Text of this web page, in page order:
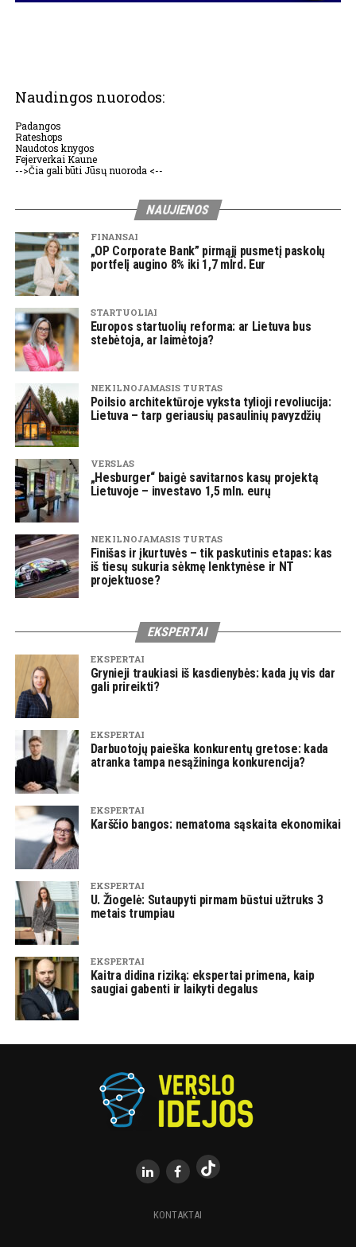
Naudingos nuorodos:
Padangos
Rateshops
Naudotos knygos
Fejerverkai Kaune
-->Čia gali būti Jūsų nuoroda <--
NAUJIENOS
FINANSAI
„OP Corporate Bank” pirmąjį pusmetį paskolų
portfelį augino 8% iki 1,7 mlrd. Eur
STARTUOLIAI
Europos startuolių reforma: ar Lietuva bus
stebėtoja, ar laimėtoja?
NEKILNOJAMASIS TURTAS
Poilsio architektūroje vyksta tylioji revoliucija:
Lietuva – tarp geriausių pasaulinių pavyzdžių
VERSLAS
„Hesburger“ baigė savitarnos kasų projektą
Lietuvoje – investavo 1,5 mln. eurų
NEKILNOJAMASIS TURTAS
Finišas ir įkurtuvės – tik paskutinis etapas: kas
iš tiesų sukuria sėkmę lenktynėse ir NT
projektuose?
EKSPERTAI
EKSPERTAI
Grynieji traukiasi iš kasdienybės: kada jų vis dar
gali prireikti?
EKSPERTAI
Darbuotojų paieška konkurentų gretose: kada
atranka tampa nesąžininga konkurencija?
EKSPERTAI
Karščio bangos: nematoma sąskaita ekonomikai
EKSPERTAI
U. Žiogelė: Sutaupyti pirmam būstui užtruks 3
metais trumpiau
EKSPERTAI
Kaitra didina riziką: ekspertai primena, kaip
saugiai gabenti ir laikyti degalus
KONTAKTAI